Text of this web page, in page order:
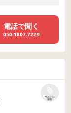
電話で聞く
050-1807-7229
リストに
保存